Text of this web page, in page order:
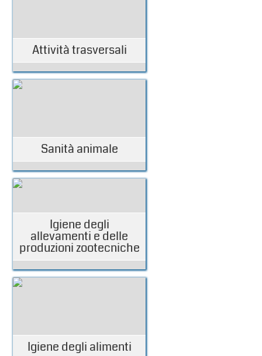
Attività trasversali
Sanità animale
Igiene degli
allevamenti e delle
produzioni zootecniche
Igiene degli alimenti